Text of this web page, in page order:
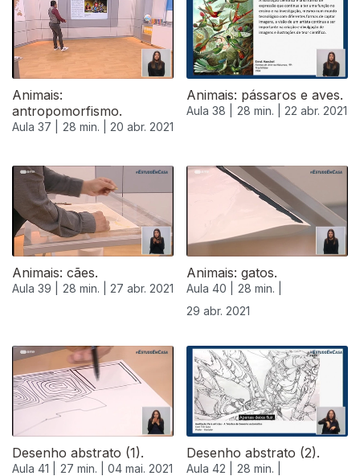
Animais:
antropomorfismo.
Aula 37 | 28 min. | 20 abr. 2021
Animais: pássaros e aves.
Aula 38 | 28 min. | 22 abr. 2021
Animais: cães.
Aula 39 | 28 min. | 27 abr. 2021
Animais: gatos.
Aula 40 |
28 min. |
29 abr. 2021
Desenho abstrato (1).
Aula 41 | 27 min. | 04 mai. 2021
Desenho abstrato (2).
Aula 42 |
28 min. |